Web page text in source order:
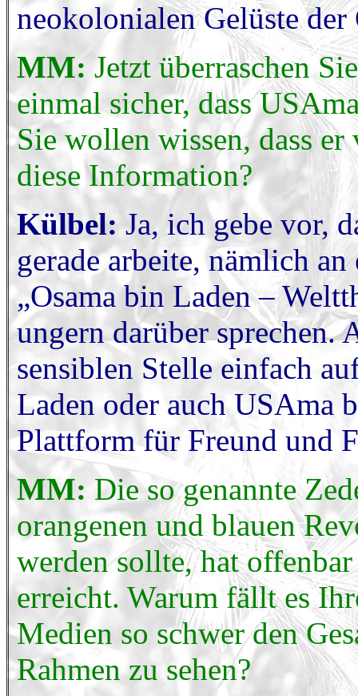
neokolonialen Gelüste
MM:Jetzt überraschen
einmal sicher, dass
Sie wollen wissen, dass
diese Information?
Külbel:Ja, ich gebe vor,
gerade arbeite, nämlich
„Osama bin Laden –
ungern darüber sprechen.
sensiblen Stelle einfach
Laden oder auch USAma
Plattform für Freund und
MM: Die so genannte
orangenen und blauen
werden sollte, hat
erreicht. Warum fällt es
Medien so schwer den
Rahmen zu sehen?